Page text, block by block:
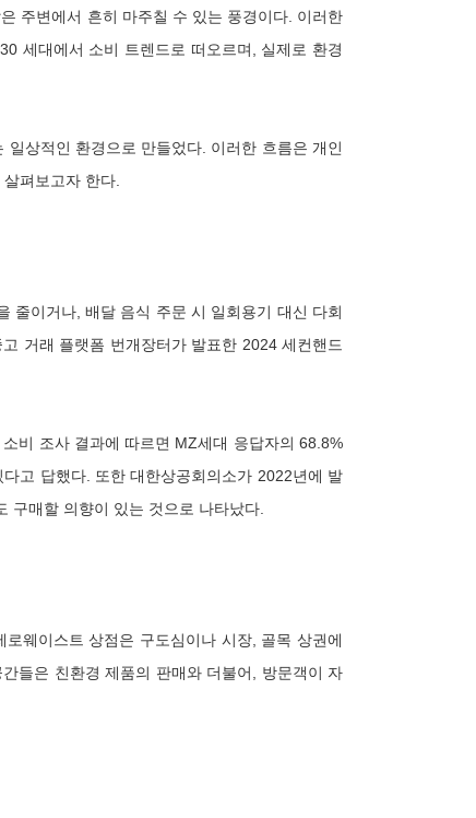
주변에서 흔히 마주칠 수 있는 풍경이다. 이러한
세대에서 소비 트렌드로 떠오르며, 실제로 환경
상적인 환경으로 만들었다. 이러한 흐름은 개인
펴보고자 한다.
줄이거나, 배달 음식 주문 시 일회용기 대신 다회
거래 플랫폼 번개장터가 발표한 2024 세컨핸드
비 조사 결과에 따르면 MZ세대 응답자의 68.8%
고 답했다. 또한 대한상공회의소가 2022년에 발
구매할 의향이 있는 것으로 나타났다.
웨이스트 상점은 구도심이나 시장, 골목 상권에
들은 친환경 제품의 판매와 더불어, 방문객이 자